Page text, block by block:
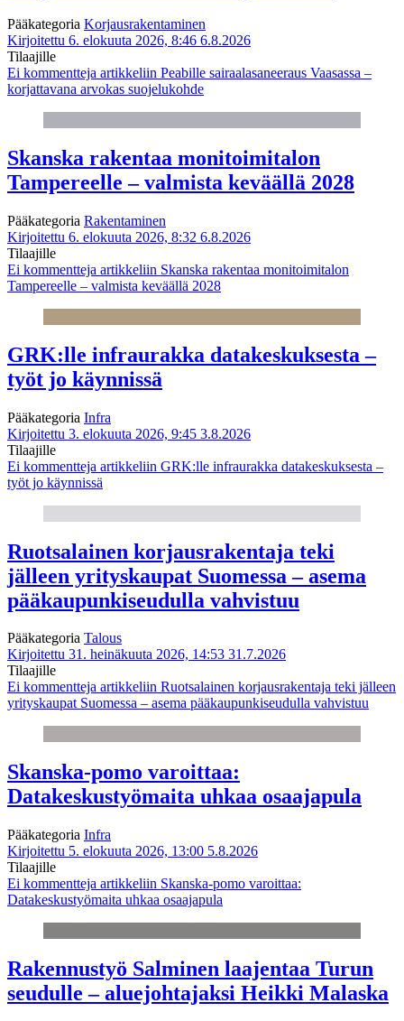
Pääkategoria Korjausrakentaminen
Kirjoitettu 6. elokuuta 2026, 8:46 6.8.2026
Tilaajille
Ei kommentteja artikkeliin Peabille sairaalasaneeraus Vaasassa –
korjattavana arvokas suojelukohde
Skanska rakentaa monitoimitalon
Tampereelle – valmista keväällä 2028
Pääkategoria Rakentaminen
Kirjoitettu 6. elokuuta 2026, 8:32 6.8.2026
Tilaajille
Ei kommentteja artikkeliin Skanska rakentaa monitoimitalon
Tampereelle – valmista keväällä 2028
GRK:lle infraurakka datakeskuksesta –
työt jo käynnissä
Pääkategoria Infra
Kirjoitettu 3. elokuuta 2026, 9:45 3.8.2026
Tilaajille
Ei kommentteja artikkeliin GRK:lle infraurakka datakeskuksesta –
työt jo käynnissä
Ruotsalainen korjausrakentaja teki
jälleen yrityskaupat Suomessa – asema
pääkaupunkiseudulla vahvistuu
Pääkategoria Talous
Kirjoitettu 31. heinäkuuta 2026, 14:53 31.7.2026
Tilaajille
Ei kommentteja artikkeliin Ruotsalainen korjausrakentaja teki jälleen
yrityskaupat Suomessa – asema pääkaupunkiseudulla vahvistuu
Skanska-pomo varoittaa:
Datakeskustyömaita uhkaa osaajapula
Pääkategoria Infra
Kirjoitettu 5. elokuuta 2026, 13:00 5.8.2026
Tilaajille
Ei kommentteja artikkeliin Skanska-pomo varoittaa:
Datakeskustyömaita uhkaa osaajapula
Rakennustyö Salminen laajentaa Turun
seudulle – aluejohtajaksi Heikki Malaska